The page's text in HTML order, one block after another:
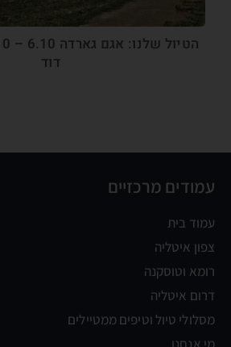
דוד
עמודים מרכזיים
עמוד בית
צפון איטליה
רומא וטוסקנה
דרום איטליה
מסלולי טיול וטיפים ממטיילים